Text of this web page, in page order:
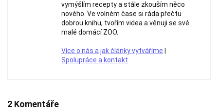
vymýšlím recepty a stále zkouším něco
nového. Ve volném čase si ráda přečtu
dobrou knihu, tvořím videa a věnuji se své
malé domácí ZOO.
Více o nás a jak články vytváříme
Spolupráce a kontakt
2 Komentáře